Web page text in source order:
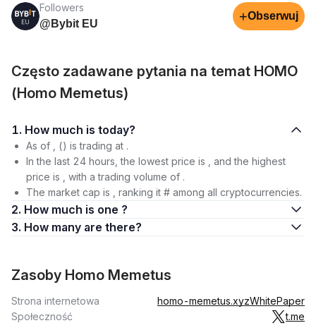
Followers
@Bybit EU
+Obserwuj
Często zadawane pytania na temat HOMO
(Homo Memetus)
1. How much is today?
As of , () is trading at .
In the last 24 hours, the lowest price is , and the highest
price is , with a trading volume of .
The market cap is , ranking it # among all cryptocurrencies.
2. How much is one ?
3. How many are there?
Zasoby Homo Memetus
Strona internetowa homo-memetus.xyzWhitePaper
Społeczność
t.me